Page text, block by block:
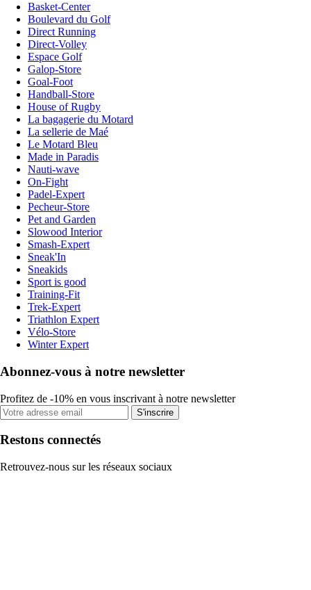
Basket-Center
Boulevard du Golf
Direct Running
Direct-Volley
Espace Golf
Galop-Store
Goal-Foot
Handball-Store
House of Rugby
La bagagerie du Motard
La sellerie de Maé
Le Motard Bleu
Made in Paradis
Nauti-wave
On-Fight
Padel-Expert
Pecheur-Store
Pet and Garden
Slowood Interior
Smash-Expert
Sneak'In
Sneakids
Sport is good
Training-Fit
Trek-Expert
Triathlon Expert
Vélo-Store
Winter Expert
Abonnez-vous à notre newsletter
Profitez de -10% en vous inscrivant à notre newsletter
S'inscrire
Restons connectés
Retrouvez-nous sur les réseaux sociaux